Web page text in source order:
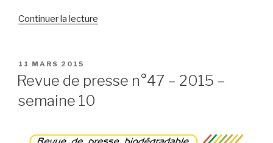
Continuer la lecture
n°48
semaine
PUBLIÉ
LE
11 MARS 2015
Revue de presse n°47 – 2015 –
semaine 10